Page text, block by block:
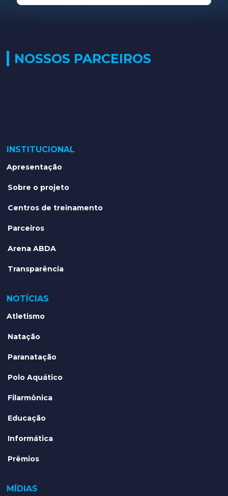
NOSSOS PARCEIROS
INSTITUCIONAL
Apresentação
Sobre o projeto
Centros de treinamento
Parceiros
Arena ABDA
Transparência
NOTÍCIAS
Atletismo
Natação
Paranatação
Polo Aquático
Filarmônica
Educação
Informática
Prêmios
MÍDIAS